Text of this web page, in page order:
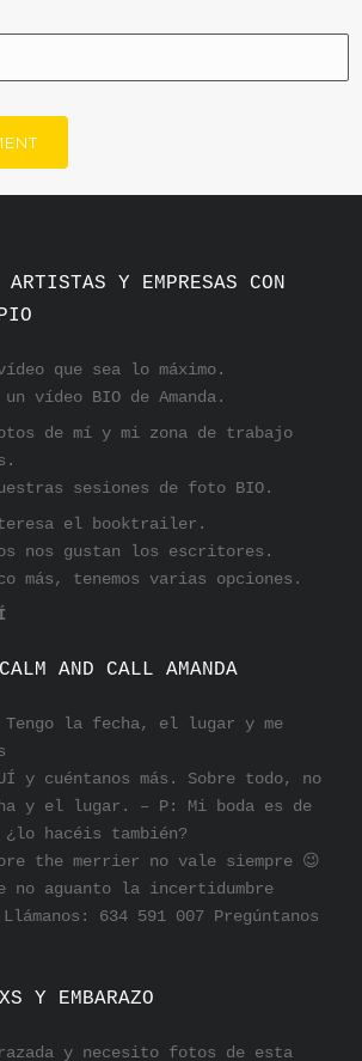
ARTISTAS Y EMPRESAS CON
que sea lo máximo.
vídeo BIO de Amanda.
de mí y mi zona de trabajo
sesiones de foto BIO.
el booktrailer.
nos gustan los escritores.
más, tenemos varias opciones.
AND CALL AMANDA
Tengo la fecha, el lugar y me
y cuéntanos más. Sobre todo, no
y el lugar. – P: Mi boda es de
¿lo hacéis también?
the merrier no vale siempre 😉
no aguanto la incertidumbre
634 591 007 Pregúntanos
Y EMBARAZO
y necesito fotos de esta